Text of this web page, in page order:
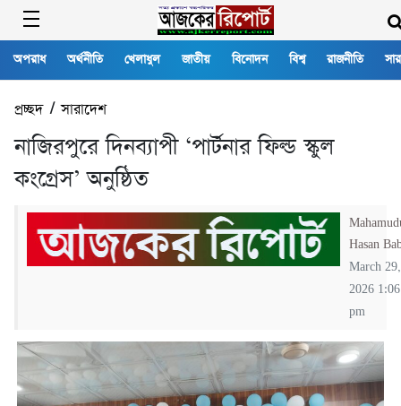
অপরাধ অর্থনীতি খেলাধুল জাতীয় বিনোদন বিশ্ব রাজনীতি
প্রচ্ছদ/সারাদেশ
নাজিরপুরে দিনব্যাপী ‘পার্টনার ফিল্ড স্কুল
কংগ্রেস’ অনুষ্ঠিত
Hasan
March 29,
2026 1:06
pm